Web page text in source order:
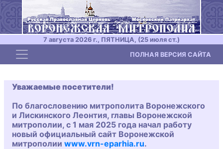
7 августа 2026 г., ПЯТНИЦА, (25 июля ст.)
Toggle navigation ПОЛНАЯ ВЕРСИЯ САЙТА
Уважаемые посетители!
По благословению митрополита Воронежского
и Лискинского Леонтия, главы Воронежской
митрополии, с 1 мая 2025 года начал работу
новый официальный сайт Воронежской
митрополии www.vrn-eparhia.ru.